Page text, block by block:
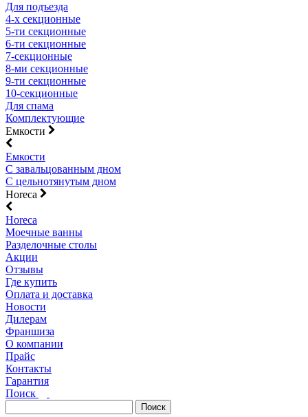
Для подъезда
4-х секционные
5-ти секционные
6-ти секционные
7-секционные
8-ми секционные
9-ти секционные
10-секционные
Для спама
Комплектующие
Емкости
Емкости
С завальцованным дном
С цельнотянутым дном
Horeca
Horeca
Моечные ванны
Разделочные столы
Акции
Отзывы
Где купить
Оплата и доставка
Новости
Дилерам
Франшиза
О компании
Прайс
Контакты
Гарантия
Поиск
Поиск